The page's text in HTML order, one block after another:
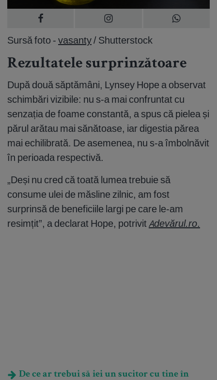
Sursă foto - vasanty/ Shutterstock
Rezultatele surprinzătoare
După două săptămâni, Lynsey Hope a observat
schimbări vizibile: nu s-a mai confruntat cu
senzația de foame constantă, a spus că pielea și
părul arătau mai sănătoase, iar digestia părea
mai echilibrată. De asemenea, nu s-a îmbolnăvit
în perioada respectivă.
„Deși nu cred că toată lumea trebuie să
consume ulei de măsline zilnic, am fost
surprinsă de beneficiile largi pe care le-am
resimțit”, a declarat Hope, potrivit Adevărul.ro.
De ce ar trebui să iei un sucitor cu tine în